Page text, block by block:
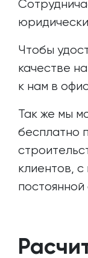
Чтобы
качестве
к нам в
Так же мы
бесплатно
клиентов,
постоянной